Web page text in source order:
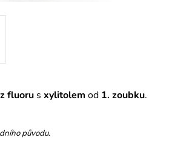
fluoru s xylitolem od 1. zoubku.
původu.